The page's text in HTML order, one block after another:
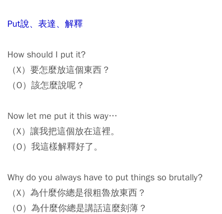
Put說、表達、解釋
How should I put it?
（X）要怎麼放這個東西？
（O）該怎麼說呢？
Now let me put it this way…
（X）讓我把這個放在這裡。
（O）我這樣解釋好了。
Why do you always have to put things so brutally?
（X）為什麼你總是很粗魯放東西？
（O）為什麼你總是講話這麼刻薄？